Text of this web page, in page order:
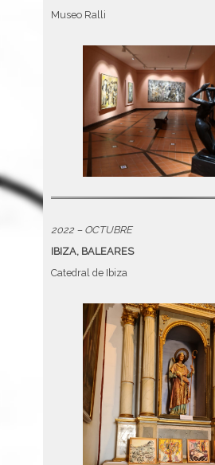
Museo Ralli
2022 – OCTUBRE
IBIZA, BALEARES
Catedral de Ibiza